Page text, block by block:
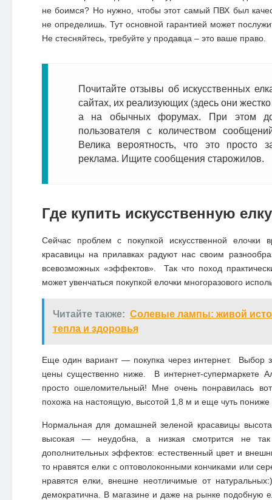
не боимся? Но нужно, чтобы этот самый ПВХ был
не определишь. Тут основной гарантией может
Не стесняйтесь, требуйте у продавца – это ваше право.
Почитайте отзывы об искусственных
сайтах, их реализующих (здесь они
а на обычных форумах. При этом
пользователя с количеством
Велика вероятность, что это просто
реклама. Ищите сообщения старожилов.
Где купить искусственную елку
Сейчас проблем с покупкой искусственной елочки
красавицы на прилавках радуют нас своим
всевозможных «эффектов». Так что поход
может увенчаться покупкой елочки многоразового
Читайте также: Солевые лампы: живой
тепла и здоровья
Еще один вариант — покупка через интернет. Выбор
цены существенно ниже. В интернет-супермаркете
просто ошеломительный! Мне очень понравилась
похожа на настоящую, высотой 1,8 м и еще чуть пониже
Нормальная для домашней зеленой красавицы
высокая — неудобна, а низкая смотрится не
дополнительных эффектов: естественный цвет и
то нравятся елки с оптоволоконными кончиками или
нравятся елки, внешне неотличимые от
демократична. В магазине и даже на рынке подобную